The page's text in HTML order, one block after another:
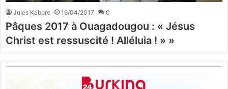
Jules Kabore 16/04/2017 0
Pâques 2017 à Ouagadougou : « Jésus
Christ est ressuscité ! Alléluia ! » »